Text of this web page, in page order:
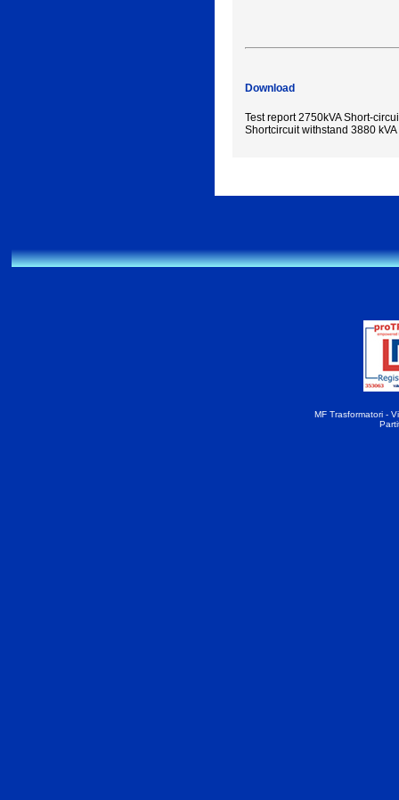
Download
Test report 2750kVA Short-
Shortcircuit withstand 3880 kVA
MF Trasformatori -